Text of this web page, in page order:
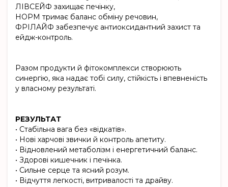
ЛІВСЕЙФ захищає печінку,
НОРМ тримає баланс обміну речовин,
ФРІЛАЙФ забезпечує антиоксидантний захист та
ейдж-контроль.
Разом продукти й фітокомплекси створюють
синергію, яка надає тобі силу, стійкість і впевненість
у власному результаті.
РЕЗУЛЬТАТ
• Стабільна вага без «відкатів».
• Нові харчові звички й контроль апетиту.
• Відновлений метаболізм і енергетичний баланс.
• Здорові кишечник і печінка.
• Сильне серце та ясний розум.
• Відчуття легкості, витривалості та драйву.